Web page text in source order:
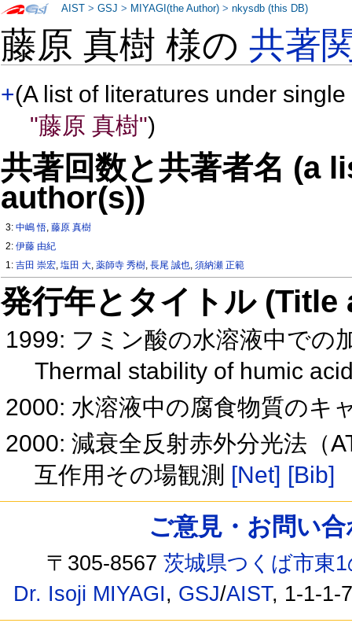
藤原 真樹 様の共著
+(A list of literatures under
"藤原 真樹")
共著回数と共著者名 (a
author(s))
3:中嶋 悟,藤原 真樹
2:伊藤 由紀
1:吉田 崇宏,塩田 大,薬師寺 秀樹,長尾 誠也,須納瀬 正範
発行年とタイトル
1999: フミン酸の水溶液中での
Thermal stability of humic
2000: 水溶液中の腐食物質のキ
2000: 減衰全反射赤外分光法（
互作用その場観測 [Net] [Bib]
AIST >GSJ > MIYAGI(the Author) >nkysdb (this DB)
ご意見・お問い
〒305-8567茨城県つくば市東
Dr. Isoji MIYAGI, GSJ/AIST, 1-1-1-